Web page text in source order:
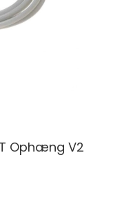
Ophæng V2